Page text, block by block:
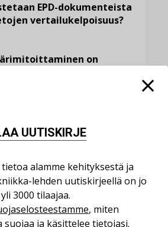
EPD-dokumenteista
vertailukelpoisuus?
on
UUTISKIRJE
alamme kehityksestä ja
lehden uutiskirjeellä on jo
yli 3000 tilaajaa.
, miten
suojaa ja käsittelee tietojasi.